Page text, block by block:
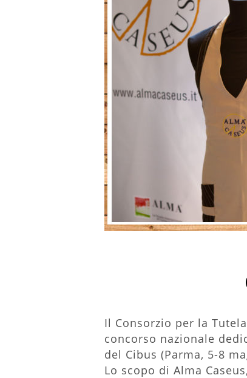
Il Consorzio per la
concorso nazionale
del Cibus (Parma, 5-8
Lo scopo di Alma